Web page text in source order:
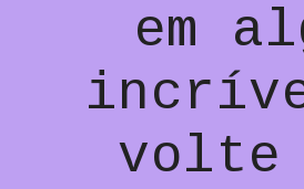
em
volte